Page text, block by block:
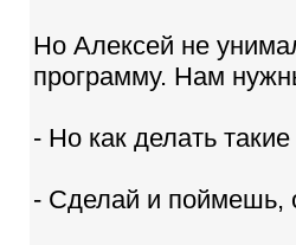
Но Алексей не
программу. Нам
- Но как делать
- Сделай и поймешь,